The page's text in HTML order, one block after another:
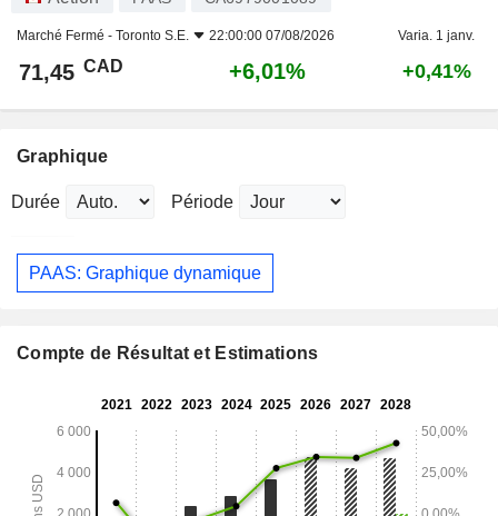
Marché Fermé - Toronto S.E. 22:00:00 07/08/2026 Varia. 1 janv.
71,45 CAD +6,01% +0,41%
Graphique
Durée Période
PAAS: Graphique dynamique
Compte de Résultat et Estimations